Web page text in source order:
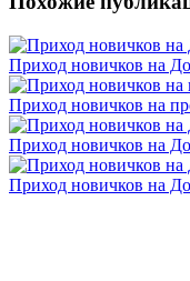
Приход новичков на
Приход новичков на
Приход новичков на
Приход новичков на